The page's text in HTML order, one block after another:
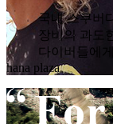
국내 스쿠버
장비의 과도
다이버들에
hana plaza